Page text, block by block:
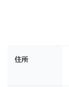
住所